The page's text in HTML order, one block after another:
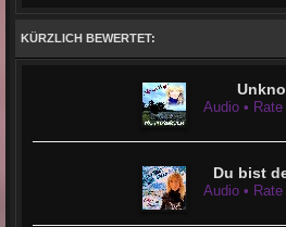
KÜRZLICH BEWERTET:
Audio • Rate
Du bist
Audio • Rate